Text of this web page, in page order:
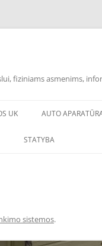
fiziniams asmenims,
UK AUTO
STATYBA
sistemos.